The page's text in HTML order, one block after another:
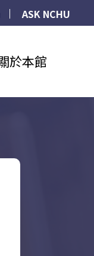
ASK NCHU
於本館